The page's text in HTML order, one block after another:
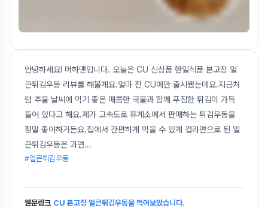
안녕하세요! 머하맨입니다. 오늘은 CU 신상품 한일식품 본고장 얼
큰튀김우동 리뷰를 해볼게요.얼마 전 CU에만 출시됐는데요.지금처
럼 추울 날씨에 먹기 좋은 매콤한 국물과 함께 푸짐한 튀김이 가득
들어 있다고 해요.제가 고속도로 휴게소에서 판매하는 튀김우동을
정말 좋아하거든요.집에서 간편하게 먹을 수 있게 컵라면으로 된 얼
큰튀김우동은 과연...
#얼큰튀김우동
원문링크 CU 본고장 얼큰튀김우동을 먹어보았습니다.